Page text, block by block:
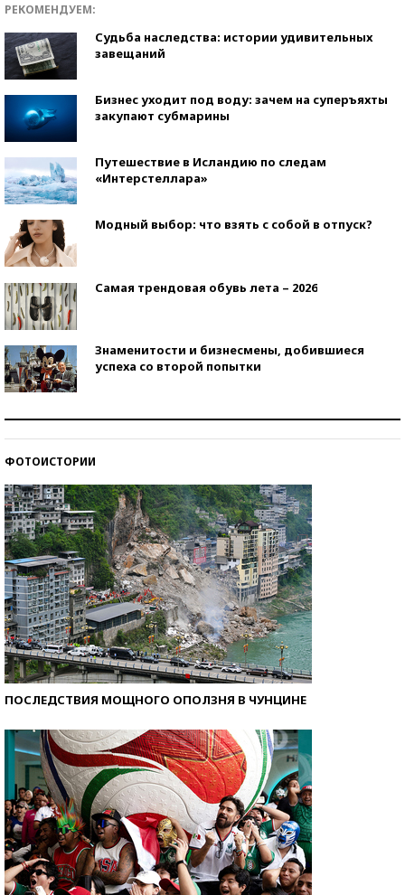
РЕКОМЕНДУЕМ:
Судьба наследства: истории удивительных
завещаний
Бизнес уходит под воду: зачем на суперъяхты
закупают субмарины
Путешествие в Исландию по следам
«Интерстеллара»
Модный выбор: что взять с собой в отпуск?
Самая трендовая обувь лета – 2026
Знаменитости и бизнесмены, добившиеся
успеха со второй попытки
ФОТОИСТОРИИ
ПОСЛЕДСТВИЯ МОЩНОГО ОПОЛЗНЯ В ЧУНЦИНЕ